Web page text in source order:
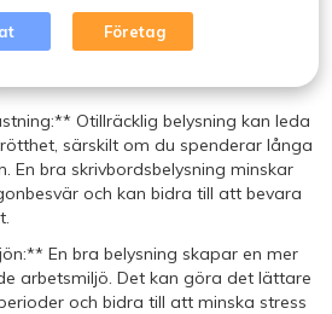
En väl upplyst arbetsyta kan
och fokusering, vilket i sin tur kan
Otillräcklig belysning kan leda
särskilt om du spenderar långa
En bra skrivbordsbelysning minskar
och kan bidra till att bevara
En bra belysning skapar en mer
arbetsmiljö. Det kan göra det lättare
och bidra till att minska stress
Företag